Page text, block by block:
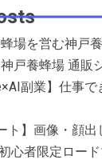
場を営む神戸
戸養蜂場 通販
副業】仕事
ト】画像・顔
心者限定ロー